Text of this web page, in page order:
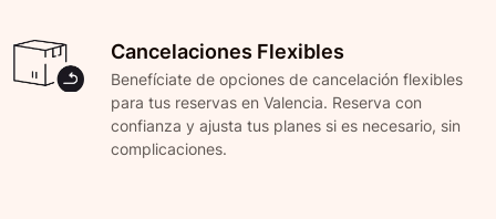
Cancelaciones Flexibles
Benefíciate de opciones de cancelación flexibles
para tus reservas en Valencia. Reserva con
confianza y ajusta tus planes si es necesario, sin
complicaciones.